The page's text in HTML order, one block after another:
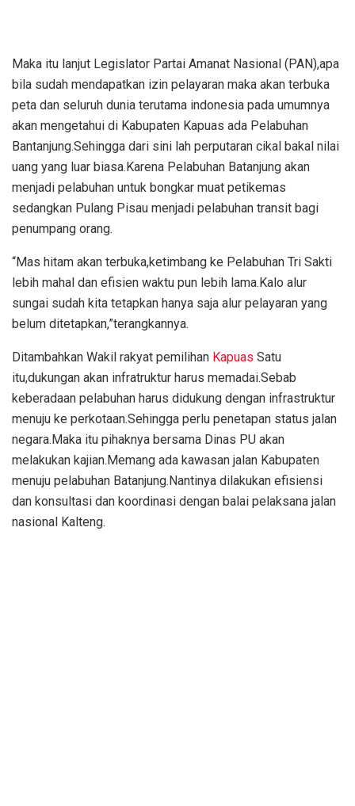
Maka itu lanjut Legislator Partai Amanat Nasional (PAN),apa
bila sudah mendapatkan izin pelayaran maka akan terbuka
peta dan seluruh dunia terutama indonesia pada umumnya
akan mengetahui di Kabupaten Kapuas ada Pelabuhan
Bantanjung.Sehingga dari sini lah perputaran cikal bakal nilai
uang yang luar biasa.Karena Pelabuhan Batanjung akan
menjadi pelabuhan untuk bongkar muat petikemas
sedangkan Pulang Pisau menjadi pelabuhan transit bagi
penumpang orang.
“Mas hitam akan terbuka,ketimbang ke Pelabuhan Tri Sakti
lebih mahal dan efisien waktu pun lebih lama.Kalo alur
sungai sudah kita tetapkan hanya saja alur pelayaran yang
belum ditetapkan,”terangkannya.
Ditambahkan Wakil rakyat pemilihan Kapuas Satu
itu,dukungan akan infratruktur harus memadai.Sebab
keberadaan pelabuhan harus didukung dengan infrastruktur
menuju ke perkotaan.Sehingga perlu penetapan status jalan
negara.Maka itu pihaknya bersama Dinas PU akan
melakukan kajian.Memang ada kawasan jalan Kabupaten
menuju pelabuhan Batanjung.Nantinya dilakukan efisiensi
dan konsultasi dan koordinasi dengan balai pelaksana jalan
nasional Kalteng.